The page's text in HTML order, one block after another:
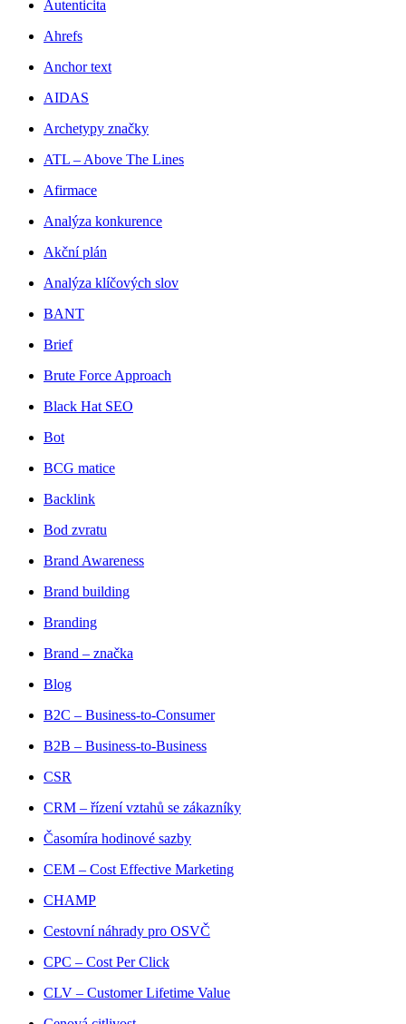
Autenticita
Ahrefs
Anchor text
AIDAS
Archetypy značky
ATL – Above The Lines
Afirmace
Analýza konkurence
Akční plán
Analýza klíčových slov
BANT
Brief
Brute Force Approach
Black Hat SEO
Bot
BCG matice
Backlink
Bod zvratu
Brand Awareness
Brand building
Branding
Brand – značka
Blog
B2C – Business-to-Consumer
B2B – Business-to-Business
CSR
CRM – řízení vztahů se zákazníky
Časomíra hodinové sazby
CEM – Cost Effective Marketing
CHAMP
Cestovní náhrady pro OSVČ
CPC – Cost Per Click
CLV – Customer Lifetime Value